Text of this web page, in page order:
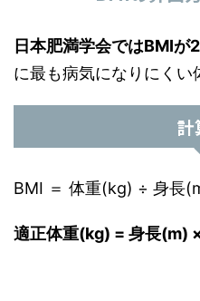
日本肥満学会ではBMIが
に最も病気になりにくい
計
BMI ＝ 体重(kg) ÷ 身長
適正体重(kg) = 身長(m)